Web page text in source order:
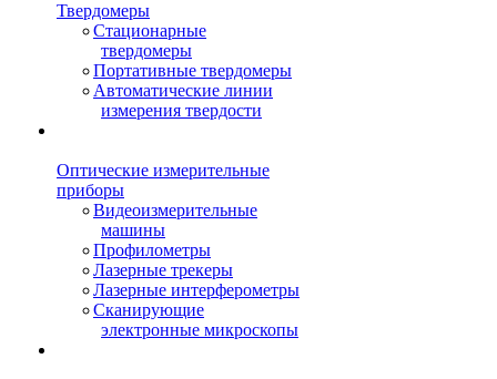
Твердомеры
Стационарные
твердомеры
Портативные твердомеры
Автоматические линии
измерения твердости
Оптические измерительные
приборы
Видеоизмерительные
машины
Профилометры
Лазерные трекеры
Лазерные интерферометры
Сканирующие
электронные микроскопы